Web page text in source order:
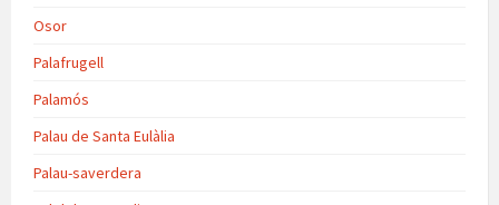
Osor
Palafrugell
Palamós
Palau de Santa Eulàlia
Palau-saverdera